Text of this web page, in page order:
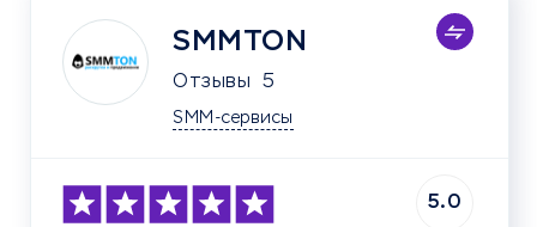
SMMTON
Отзывы 5
SMM-сервисы
5.0